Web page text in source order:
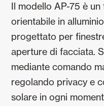
Il modello AP-75 è
orientabile in
progettato per
aperture di facciata.
mediante comando
regolando privacy e
solare in ogni